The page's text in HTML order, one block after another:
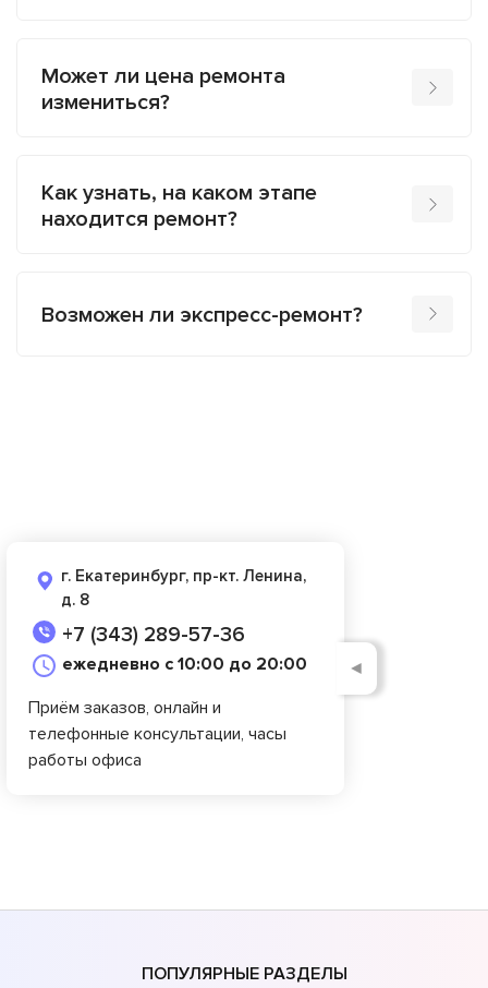
Может ли цена ремонта
измениться?
Как узнать, на каком этапе
находится ремонт?
Возможен ли экспресс-ремонт?
г. Екатеринбург, пр-кт. Ленина,
д. 8
+7 (343) 289-57-36
ежедневно с 10:00 до 20:00
Приём заказов, онлайн и
телефонные консультации, часы
работы офиса
◄
ПОПУЛЯРНЫЕ РАЗДЕЛЫ